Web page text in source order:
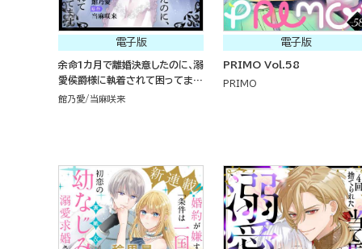
電子版
余命1カ月で離婚決意したのに、溺
愛侯爵様に執着されて困ってます
（単話版）
館乃愛 当麻咲来
電子版
PRIMO Vol.58
PRIMO